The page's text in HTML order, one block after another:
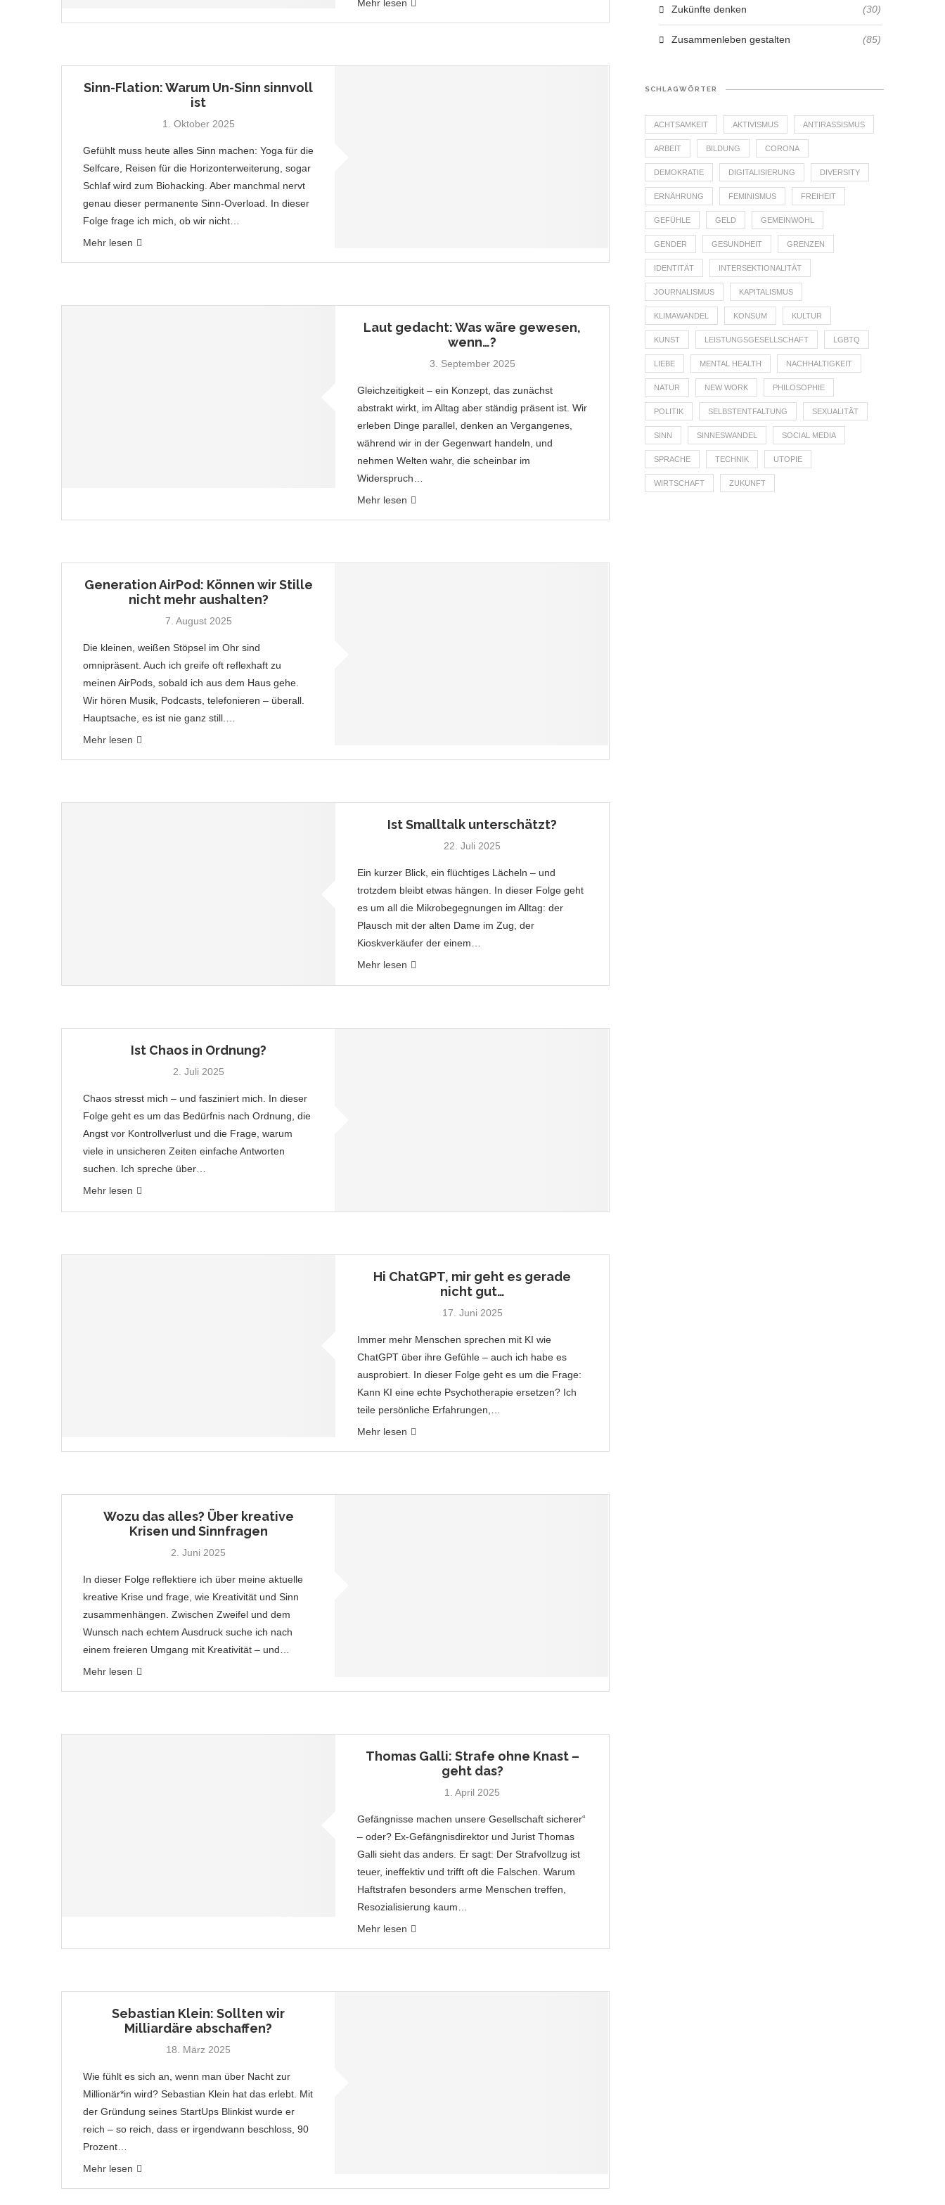
Mehr lesen
Sinn-Flation: Warum Un-Sinn sinnvoll
ist
1. Oktober 2025
Gefühlt muss heute alles Sinn machen: Yoga für die
Selfcare, Reisen für die Horizonterweiterung, sogar
Schlaf wird zum Biohacking. Aber manchmal nervt
genau dieser permanente Sinn-Overload. In dieser
Folge frage ich mich, ob wir nicht…
Mehr lesen
Laut gedacht: Was wäre gewesen,
wenn…?
3. September 2025
Gleichzeitigkeit – ein Konzept, das zunächst
abstrakt wirkt, im Alltag aber ständig präsent ist. Wir
erleben Dinge parallel, denken an Vergangenes,
während wir in der Gegenwart handeln, und
nehmen Welten wahr, die scheinbar im
Widerspruch…
Mehr lesen
Generation AirPod: Können wir Stille
nicht mehr aushalten?
7. August 2025
Die kleinen, weißen Stöpsel im Ohr sind
omnipräsent. Auch ich greife oft reflexhaft zu
meinen AirPods, sobald ich aus dem Haus gehe.
Wir hören Musik, Podcasts, telefonieren – überall.
Hauptsache, es ist nie ganz still.…
Mehr lesen
Ist Smalltalk unterschätzt?
22. Juli 2025
Ein kurzer Blick, ein flüchtiges Lächeln – und
trotzdem bleibt etwas hängen. In dieser Folge geht
es um all die Mikrobegegnungen im Alltag: der
Plausch mit der alten Dame im Zug, der
Kioskverkäufer der einem…
Mehr lesen
Ist Chaos in Ordnung?
2. Juli 2025
Chaos stresst mich – und fasziniert mich. In dieser
Folge geht es um das Bedürfnis nach Ordnung, die
Angst vor Kontrollverlust und die Frage, warum
viele in unsicheren Zeiten einfache Antworten
suchen. Ich spreche über…
Mehr lesen
Hi ChatGPT, mir geht es gerade
nicht gut…
17. Juni 2025
Immer mehr Menschen sprechen mit KI wie
ChatGPT über ihre Gefühle – auch ich habe es
ausprobiert. In dieser Folge geht es um die Frage:
Kann KI eine echte Psychotherapie ersetzen? Ich
teile persönliche Erfahrungen,…
Mehr lesen
Wozu das alles? Über kreative
Krisen und Sinnfragen
2. Juni 2025
In dieser Folge reflektiere ich über meine aktuelle
kreative Krise und frage, wie Kreativität und Sinn
zusammenhängen. Zwischen Zweifel und dem
Wunsch nach echtem Ausdruck suche ich nach
einem freieren Umgang mit Kreativität – und…
Mehr lesen
Thomas Galli: Strafe ohne Knast –
geht das?
1. April 2025
Gefängnisse machen unsere Gesellschaft sicherer“
– oder? Ex-Gefängnisdirektor und Jurist Thomas
Galli sieht das anders. Er sagt: Der Strafvollzug ist
teuer, ineffektiv und trifft oft die Falschen. Warum
Haftstrafen besonders arme Menschen treffen,
Resozialisierung kaum…
Mehr lesen
Sebastian Klein: Sollten wir
Milliardäre abschaffen?
18. März 2025
Wie fühlt es sich an, wenn man über Nacht zur
Millionär*in wird? Sebastian Klein hat das erlebt. Mit
der Gründung seines StartUps Blinkist wurde er
reich – so reich, dass er irgendwann beschloss, 90
Prozent…
Mehr lesen
Zukünfte denken (30)
Zusammenleben gestalten (85)
SCHLAGWÖRTER
ACHTSAMKEIT AKTIVISMUS ANTIRASSISMUS
ARBEIT BILDUNG CORONA
DEMOKRATIE DIGITALISIERUNG DIVERSITY
ERNÄHRUNG FEMINISMUS FREIHEIT
GEFÜHLE GELD GEMEINWOHL
GENDER GESUNDHEIT GRENZEN
IDENTITÄT INTERSEKTIONALITÄT
JOURNALISMUS KAPITALISMUS
KLIMAWANDEL KONSUM KULTUR
KUNST LEISTUNGSGESELLSCHAFT LGBTQ
LIEBE MENTAL HEALTH NACHHALTIGKEIT
NATUR NEW WORK PHILOSOPHIE
POLITIK SELBSTENTFALTUNG SEXUALITÄT
SINN SINNESWANDEL SOCIAL MEDIA
SPRACHE TECHNIK UTOPIE
WIRTSCHAFT ZUKUNFT